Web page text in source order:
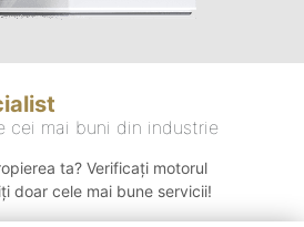
cei mai buni din industrie
ta? Verificați motorul
doar cele mai bune servicii!